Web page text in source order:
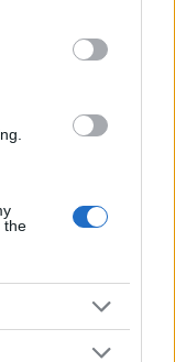
in below Google
the
de la
appelé
les enfants :